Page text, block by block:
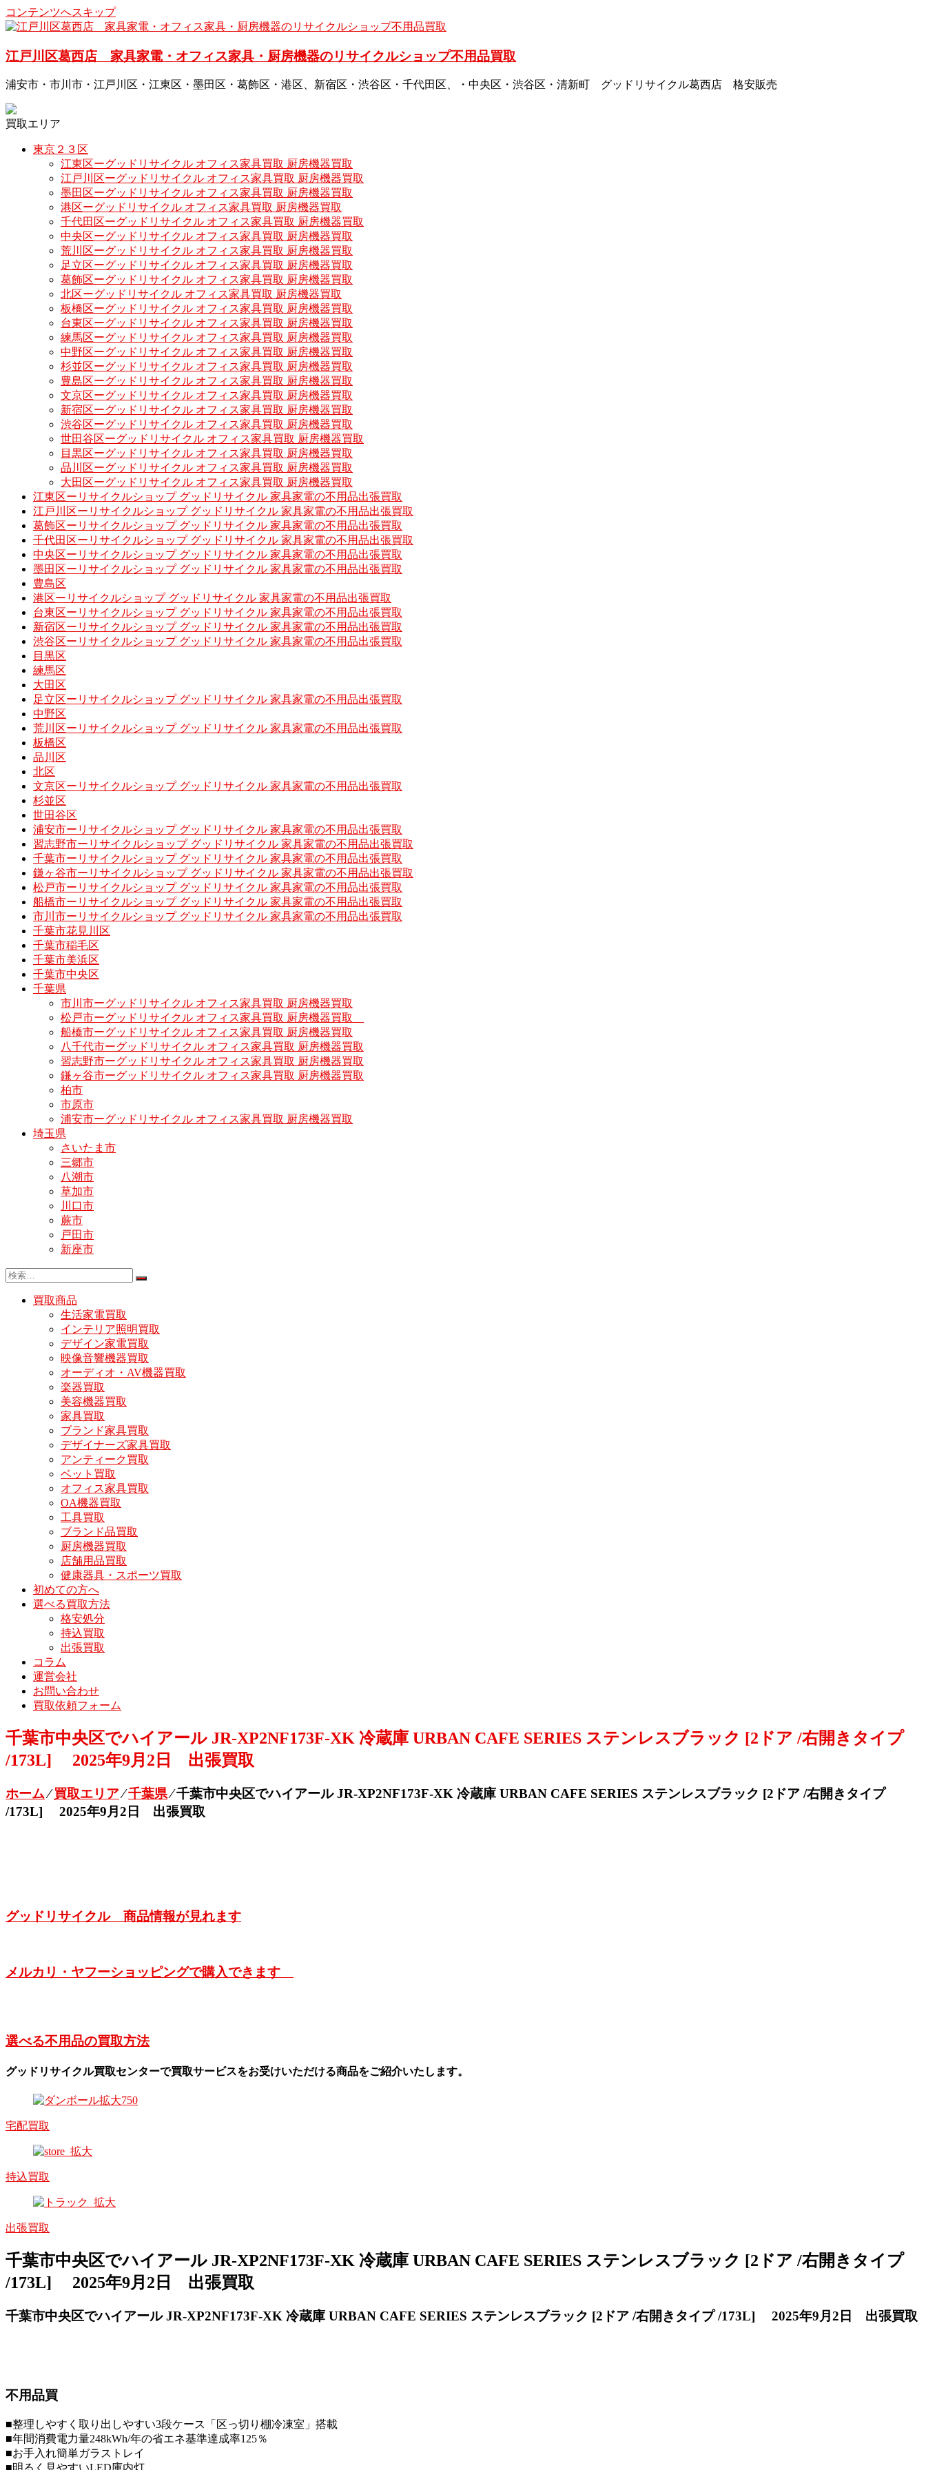
コンテンツへスキップ
江戸川区葛西店 家具家電・オフィス家具・厨房機器のリサイクルショップ不用品買取
浦安市・市川市・江戸川区・江東区・墨田区・葛飾区・港区、新宿区・渋谷区・千代田区、・中央区・渋谷区・清新町 グッドリサイクル葛西店 格安販売
買取エリア
東京２３区
江東区ーグッドリサイクル オフィス家具買取 厨房機器買取
江戸川区ーグッドリサイクル オフィス家具買取 厨房機器買取
墨田区ーグッドリサイクル オフィス家具買取 厨房機器買取
港区ーグッドリサイクル オフィス家具買取 厨房機器買取
千代田区ーグッドリサイクル オフィス家具買取 厨房機器買取
中央区ーグッドリサイクル オフィス家具買取 厨房機器買取
荒川区ーグッドリサイクル オフィス家具買取 厨房機器買取
足立区ーグッドリサイクル オフィス家具買取 厨房機器買取
葛飾区ーグッドリサイクル オフィス家具買取 厨房機器買取
北区ーグッドリサイクル オフィス家具買取 厨房機器買取
板橋区ーグッドリサイクル オフィス家具買取 厨房機器買取
台東区ーグッドリサイクル オフィス家具買取 厨房機器買取
練馬区ーグッドリサイクル オフィス家具買取 厨房機器買取
中野区ーグッドリサイクル オフィス家具買取 厨房機器買取
杉並区ーグッドリサイクル オフィス家具買取 厨房機器買取
豊島区ーグッドリサイクル オフィス家具買取 厨房機器買取
文京区ーグッドリサイクル オフィス家具買取 厨房機器買取
新宿区ーグッドリサイクル オフィス家具買取 厨房機器買取
渋谷区ーグッドリサイクル オフィス家具買取 厨房機器買取
世田谷区ーグッドリサイクル オフィス家具買取 厨房機器買取
目黒区ーグッドリサイクル オフィス家具買取 厨房機器買取
品川区ーグッドリサイクル オフィス家具買取 厨房機器買取
大田区ーグッドリサイクル オフィス家具買取 厨房機器買取
江東区ーリサイクルショップ グッドリサイクル 家具家電の不用品出張買取
江戸川区ーリサイクルショップ グッドリサイクル 家具家電の不用品出張買取
葛飾区ーリサイクルショップ グッドリサイクル 家具家電の不用品出張買取
千代田区ーリサイクルショップ グッドリサイクル 家具家電の不用品出張買取
中央区ーリサイクルショップ グッドリサイクル 家具家電の不用品出張買取
墨田区ーリサイクルショップ グッドリサイクル 家具家電の不用品出張買取
豊島区
港区ーリサイクルショップ グッドリサイクル 家具家電の不用品出張買取
台東区ーリサイクルショップ グッドリサイクル 家具家電の不用品出張買取
新宿区ーリサイクルショップ グッドリサイクル 家具家電の不用品出張買取
渋谷区ーリサイクルショップ グッドリサイクル 家具家電の不用品出張買取
目黒区
練馬区
大田区
足立区ーリサイクルショップ グッドリサイクル 家具家電の不用品出張買取
中野区
荒川区ーリサイクルショップ グッドリサイクル 家具家電の不用品出張買取
板橋区
品川区
北区
文京区ーリサイクルショップ グッドリサイクル 家具家電の不用品出張買取
杉並区
世田谷区
浦安市ーリサイクルショップ グッドリサイクル 家具家電の不用品出張買取
習志野市ーリサイクルショップ グッドリサイクル 家具家電の不用品出張買取
千葉市ーリサイクルショップ グッドリサイクル 家具家電の不用品出張買取
鎌ヶ谷市ーリサイクルショップ グッドリサイクル 家具家電の不用品出張買取
松戸市ーリサイクルショップ グッドリサイクル 家具家電の不用品出張買取
船橋市ーリサイクルショップ グッドリサイクル 家具家電の不用品出張買取
市川市ーリサイクルショップ グッドリサイクル 家具家電の不用品出張買取
千葉市花見川区
千葉市稲毛区
千葉市美浜区
千葉市中央区
千葉県
市川市ーグッドリサイクル オフィス家具買取 厨房機器買取
松戸市ーグッドリサイクル オフィス家具買取 厨房機器買取
船橋市ーグッドリサイクル オフィス家具買取 厨房機器買取
八千代市ーグッドリサイクル オフィス家具買取 厨房機器買取
習志野市ーグッドリサイクル オフィス家具買取 厨房機器買取
鎌ヶ谷市ーグッドリサイクル オフィス家具買取 厨房機器買取
柏市
市原市
浦安市ーグッドリサイクル オフィス家具買取 厨房機器買取
埼玉県
さいたま市
三郷市
八潮市
草加市
川口市
蕨市
戸田市
新座市
買取商品
生活家電買取
インテリア照明買取
デザイン家電買取
映像音響機器買取
オーディオ・AV機器買取
楽器買取
美容機器買取
家具買取
ブランド家具買取
デザイナーズ家具買取
アンティーク買取
ベット買取
オフィス家具買取
OA機器買取
工具買取
ブランド品買取
厨房機器買取
店舗用品買取
健康器具・スポーツ買取
初めての方へ
選べる買取方法
格安処分
持込買取
出張買取
コラム
運営会社
お問い合わせ
買取依頼フォーム
千葉市中央区でハイアール JR-XP2NF173F-XK 冷蔵庫 URBAN CAFE SERIES ステンレスブラック [2ドア /右開きタイプ
/173L] 2025年9月2日 出張買取
ホーム⁄買取エリア⁄千葉県⁄千葉市中央区でハイアール JR-XP2NF173F-XK 冷蔵庫 URBAN CAFE SERIES ステンレスブラック [2ドア /右開きタイプ
/173L] 2025年9月2日 出張買取
グッドリサイクル 商品情報が見れます
メルカリ・ヤフーショッピングで購入できます
選べる不用品の買取方法
グッドリサイクル買取センターで買取サービスをお受けいただける商品をご紹介いたします。
宅配買取
持込買取
出張買取
千葉市中央区でハイアール JR-XP2NF173F-XK 冷蔵庫 URBAN CAFE SERIES ステンレスブラック [2ドア /右開きタイプ
/173L] 2025年9月2日 出張買取
千葉市中央区でハイアール JR-XP2NF173F-XK 冷蔵庫 URBAN CAFE SERIES ステンレスブラック [2ドア /右開きタイプ /173L] 2025年9月2日 出張買取
不用品買
■整理しやすく取り出しやすい3段ケース「区っ切り棚冷凍室」搭載
■年間消費電力量248kWh/年の省エネ基準達成率125％
■お手入れ簡単ガラストレイ
■明るく見やすいLED庫内灯